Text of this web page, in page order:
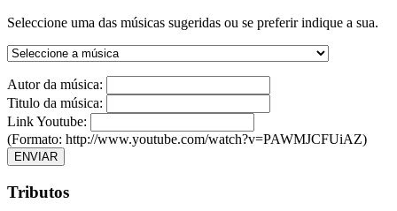
Seleccione uma das músicas sugeridas ou se preferir indique a sua.
Autor da música:
Titulo da música:
Link Youtube:
(Formato: http://www.youtube.com/watch?v=PAWMJCFUiAZ)
ENVIAR
Tributos